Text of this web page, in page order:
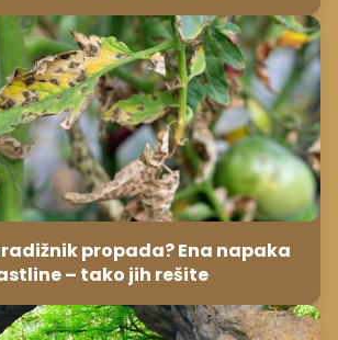
propada? Ena napaka
– tako jih rešite